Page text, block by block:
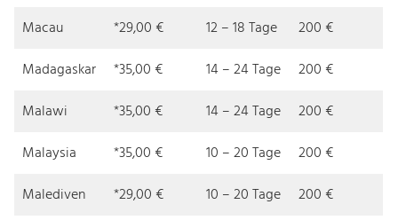
Macau *29,00 € 12 – 18 Tage
200 €
Madagaskar
*35,00 € 14 – 24 Tage
200 €
Malawi
*35,00 € 14 – 24 Tage
200 €
Malaysia
*35,00 € 10 – 20 Tage
200 €
Malediven
*29,00 € 10 – 20 Tage
200 €